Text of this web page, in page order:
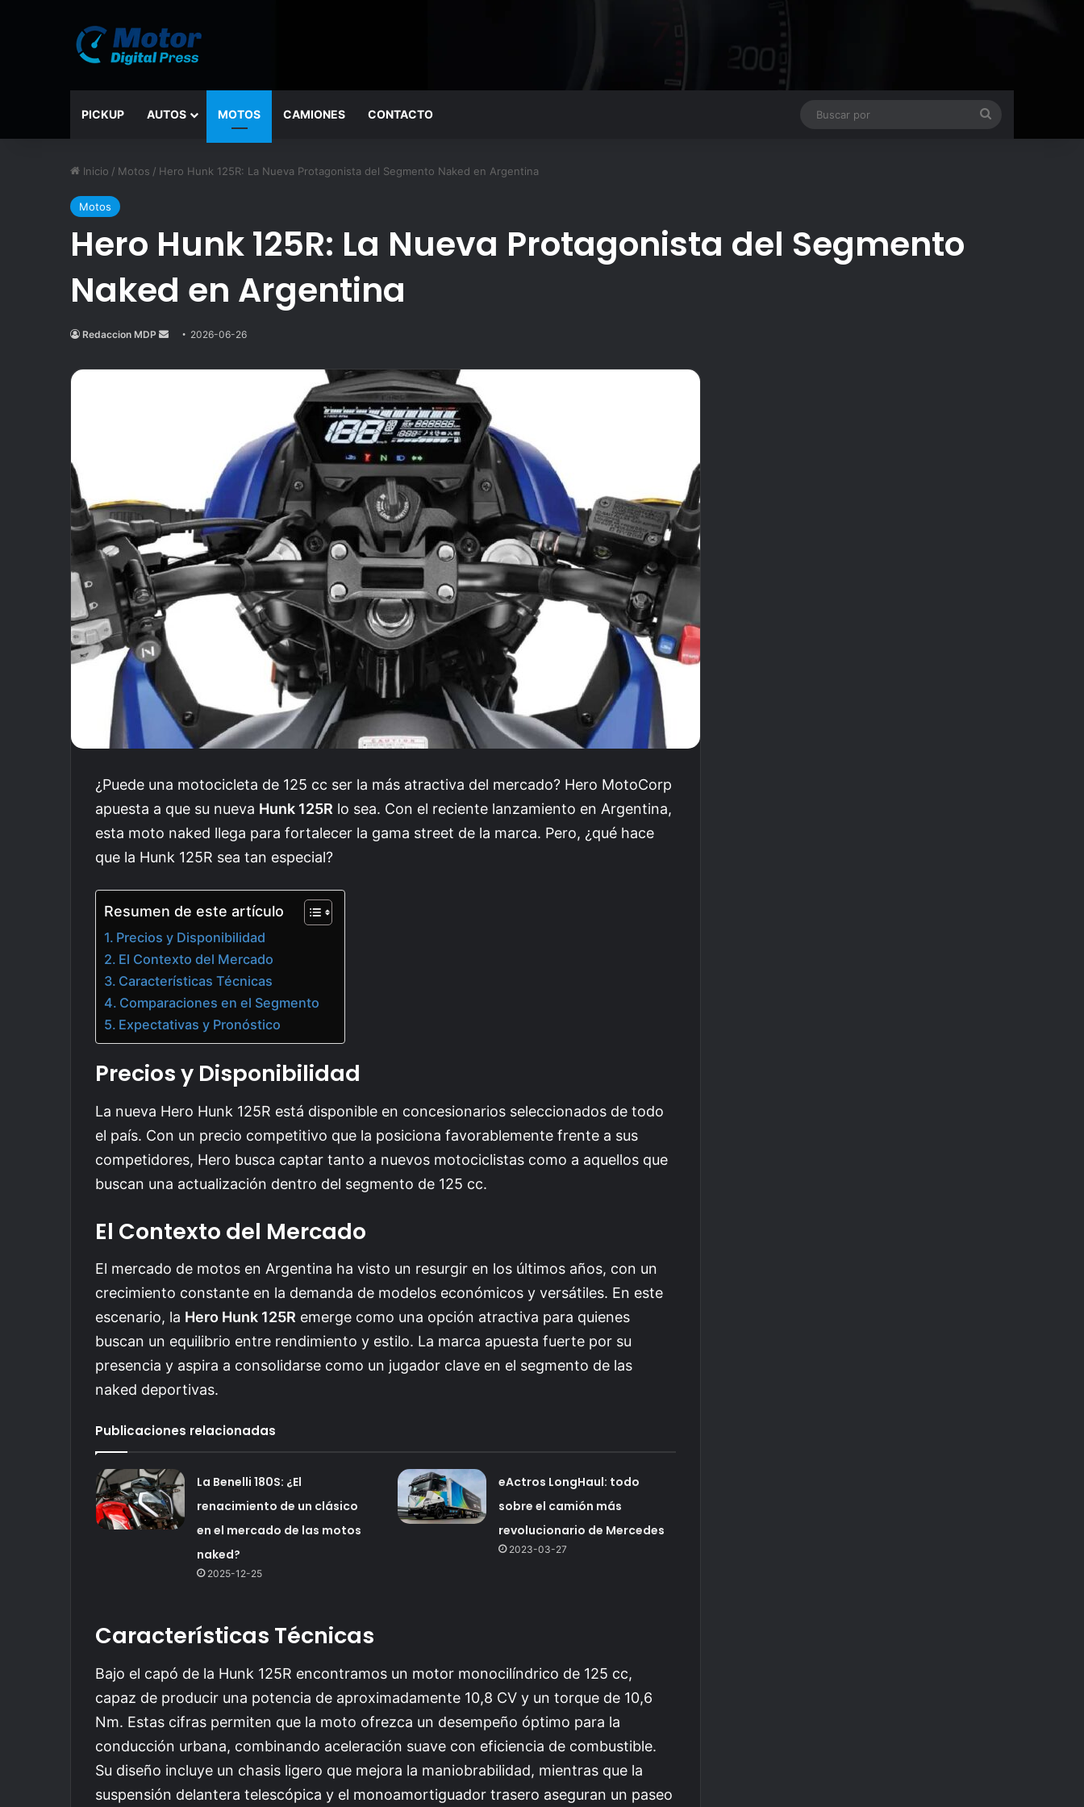
PICKUP AUTOS MOTOS CAMIONES CONTACTO
Inicio / Motos / Hero Hunk 125R: La Nueva Protagonista del Segmento Naked en Argentina
Motos
Hero Hunk 125R: La Nueva Protagonista del Segmento
Naked en Argentina
Redaccion MDP
Send
email
2026-06-26
¿Puede una motocicleta de 125 cc ser la más atractiva del mercado? Hero MotoCorp
apuesta a que su nueva Hunk 125R lo sea. Con el reciente lanzamiento en Argentina,
esta moto naked llega para fortalecer la gama street de la marca. Pero, ¿qué hace
que la Hunk 125R sea tan especial?
Resumen de este artículo
Precios y Disponibilidad
El Contexto del Mercado
Características Técnicas
Comparaciones en el Segmento
Expectativas y Pronóstico
Precios y Disponibilidad
La nueva Hero Hunk 125R está disponible en concesionarios seleccionados de todo
el país. Con un precio competitivo que la posiciona favorablemente frente a sus
competidores, Hero busca captar tanto a nuevos motociclistas como a aquellos que
buscan una actualización dentro del segmento de 125 cc.
El Contexto del Mercado
El mercado de motos en Argentina ha visto un resurgir en los últimos años, con un
crecimiento constante en la demanda de modelos económicos y versátiles. En este
escenario, la Hero Hunk 125R emerge como una opción atractiva para quienes
buscan un equilibrio entre rendimiento y estilo. La marca apuesta fuerte por su
presencia y aspira a consolidarse como un jugador clave en el segmento de las
naked deportivas.
Publicaciones relacionadas
La Benelli 180S: ¿El
renacimiento de un clásico
en el mercado de las motos
naked?
2025-12-25
eActros LongHaul: todo
sobre el camión más
revolucionario de Mercedes
2023-03-27
Características Técnicas
Bajo el capó de la Hunk 125R encontramos un motor monocilíndrico de 125 cc,
capaz de producir una potencia de aproximadamente 10,8 CV y un torque de 10,6
Nm. Estas cifras permiten que la moto ofrezca un desempeño óptimo para la
conducción urbana, combinando aceleración suave con eficiencia de combustible.
Su diseño incluye un chasis ligero que mejora la maniobrabilidad, mientras que la
suspensión delantera telescópica y el monoamortiguador trasero aseguran un paseo